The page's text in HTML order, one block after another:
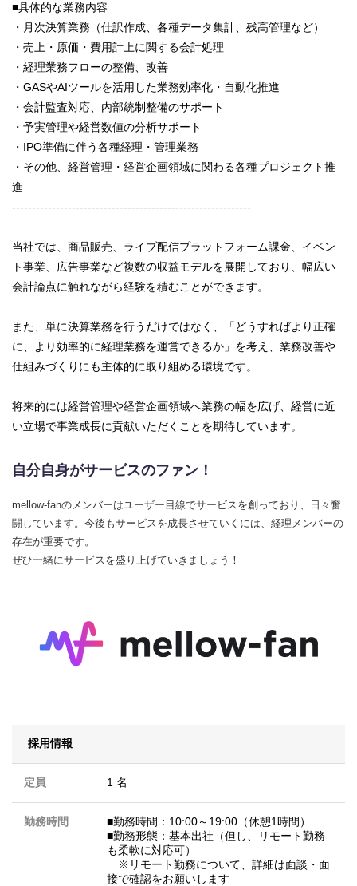
■具体的な業務内容
・月次決算業務（仕訳作成、各種データ集計、残高管理など）
・売上・原価・費用計上に関する会計処理
・経理業務フローの整備、改善
・GASやAIツールを活用した業務効率化・自動化推進
・会計監査対応、内部統制整備のサポート
・予実管理や経営数値の分析サポート
・IPO準備に伴う各種経理・管理業務
・その他、経営管理・経営企画領域に関わる各種プロジェクト推
進
------------------------------------------------------------
当社では、商品販売、ライブ配信プラットフォーム課金、イベン
ト事業、広告事業など複数の収益モデルを展開しており、幅広い
会計論点に触れながら経験を積むことができます。
また、単に決算業務を行うだけではなく、「どうすればより正確
に、より効率的に経理業務を運営できるか」を考え、業務改善や
仕組みづくりにも主体的に取り組める環境です。
将来的には経営管理や経営企画領域へ業務の幅を広げ、経営に近
い立場で事業成長に貢献いただくことを期待しています。
自分自身がサービスのファン！
mellow-fanのメンバーはユーザー目線でサービスを創っており、日々奮
闘しています。今後もサービスを成長させていくには、経理メンバーの
存在が重要です。
ぜひ一緒にサービスを盛り上げていきましょう！
採用情報
定員 1 名
勤務時間
■勤務時間：10:00～19:00（休憩1時間）
■勤務形態：基本出社（但し、リモート勤務
も柔軟に対応可）
※リモート勤務について、詳細は面談・面
接で確認をお願いします